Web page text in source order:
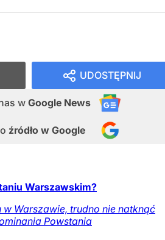
UDOSTĘPNIJ
w Google News
źródło w Google
Warszawskim?
Warszawie, trudno nie natknąć
Powstania